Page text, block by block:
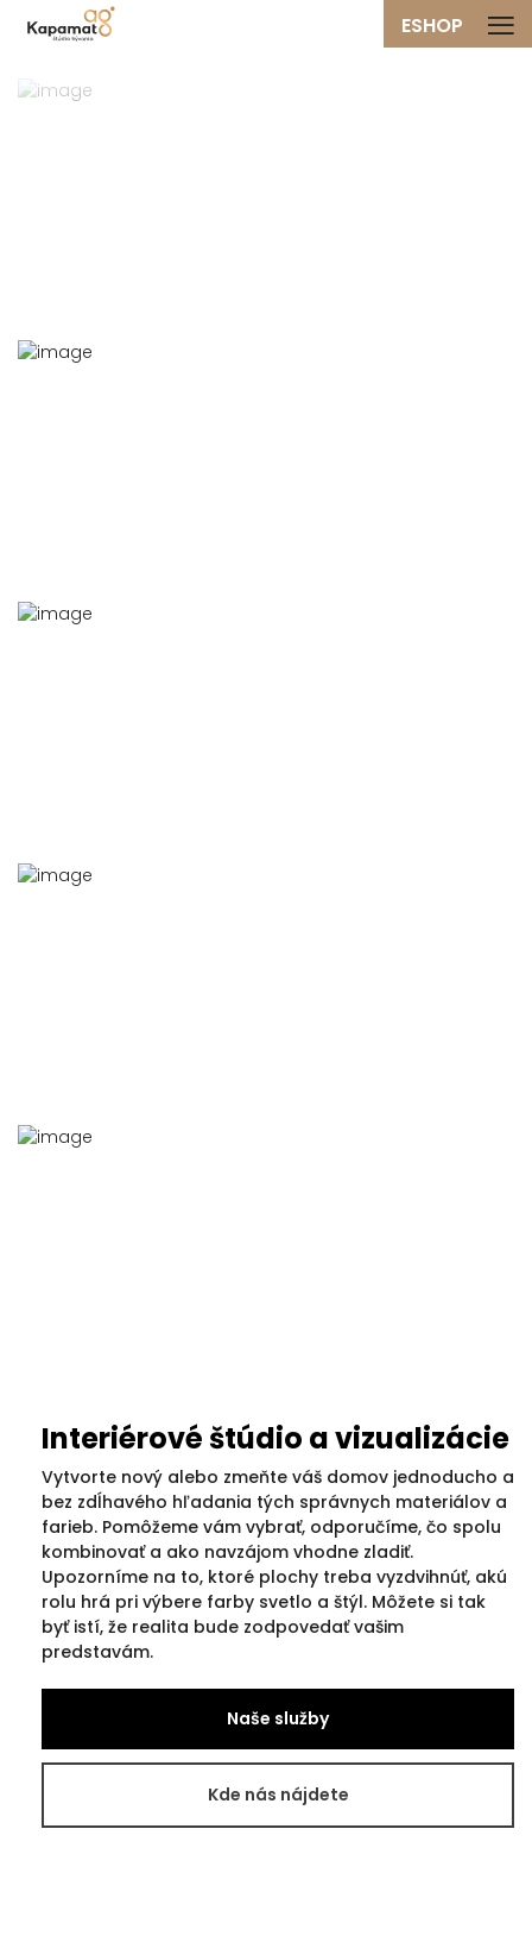
ESHOP
Interiérové štúdio a vizualizácie
Vytvorte nový alebo zmeňte váš domov jednoducho a
bez zdĺhavého hľadania tých správnych materiálov a
farieb. Pomôžeme vám vybrať, odporučíme, čo spolu
kombinovať a ako navzájom vhodne zladiť.
Upozorníme na to, ktoré plochy treba vyzdvihnúť, akú
rolu hrá pri výbere farby svetlo a štýl. Môžete si tak
byť istí, že realita bude zodpovedať vašim
predstavám.
Naše služby
Kde nás nájdete